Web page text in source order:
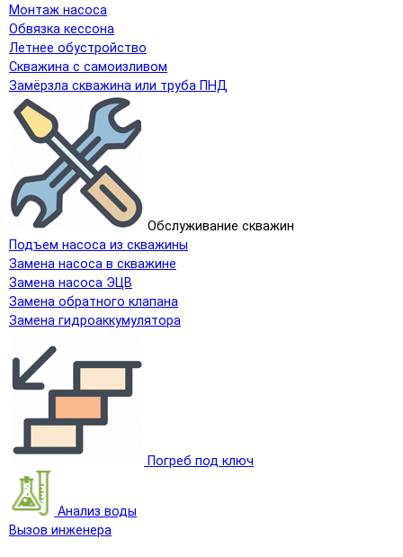
Монтаж насоса
Обвязка кессона
Летнее обустройство
Скважина с самоизливом
Замёрзла скважина или труба ПНД
Обслуживание скважин
Подъем насоса из скважины
Замена насоса в скважине
Замена насоса ЭЦВ
Замена обратного клапана
Замена гидроаккумулятора
Погреб под ключ
Анализ воды
Вызов инженера